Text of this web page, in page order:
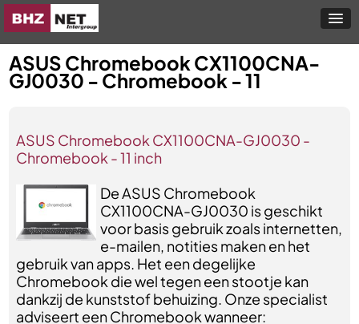
ASUS Chromebook CX1100CNA-
GJ0030 - Chromebook - 11
ASUS Chromebook CX1100CNA-GJ0030 -
Chromebook - 11 inch
De ASUS Chromebook
CX1100CNA-GJ0030 is geschikt
voor basis gebruik zoals internetten,
e-mailen, notities maken en het
gebruik van apps. Het een degelijke
Chromebook die wel tegen een stootje kan
dankzij de kunststof behuizing. Onze specialist
adviseert een Chromebook wanneer: